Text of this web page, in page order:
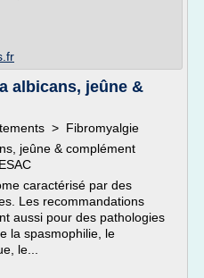
albicans, jeûne &
> Fibromyalgie
jeûne & complément
caractérisé par des
Les recommandations
aussi pour des pathologies
la spasmophilie, le
le...